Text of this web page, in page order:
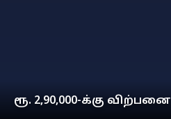
ரூ. 2,90,000-க்கு விற்பனை